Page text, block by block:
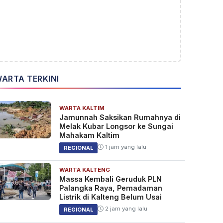
TERKINI
WARTA KALTIM
Jamunnah Saksikan Rumahnya di
Melak Kubar Longsor ke Sungai
Mahakam Kaltim
REGIONAL 1 jam yang lalu
WARTA KALTENG
Massa Kembali Geruduk PLN
Palangka Raya, Pemadaman
Listrik di Kalteng Belum Usai
REGIONAL 2 jam yang lalu